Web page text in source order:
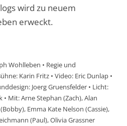
wird zu neuem
erweckt.
Wohlleben • Regie und
Karin Fritz • Video: Eric Dunlap •
Joerg Gruensfelder • Licht:
Mit: Arne Stephan (Zach), Alan
Emma Kate Nelson (Cassie),
(Paul), Olivia Grassner